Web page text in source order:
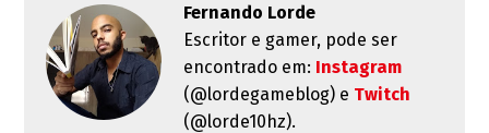
Fernando Lorde
Escritor e gamer, pode ser
encontrado em: Instagram
(@lordegameblog) e Twitch
(@lorde10hz).